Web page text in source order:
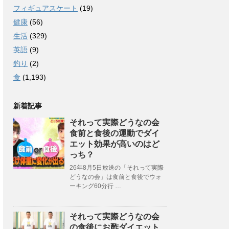
フィギュアスケート (19)
健康 (56)
生活 (329)
英語 (9)
釣り (2)
食 (1,193)
新着記事
それって実際どうなの会
食前と食後の運動でダイ
エット効果が高いのはど
っち？
26年8月5日放送の「それって実際
どうなの会」は食前と食後でウォ
ーキング60分行 …
それって実際どうなの会
の食後にお酢ダイエット